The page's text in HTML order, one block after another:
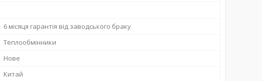
6 місяця гарантія від заводського браку
Теплообмінники
Нове
Китай